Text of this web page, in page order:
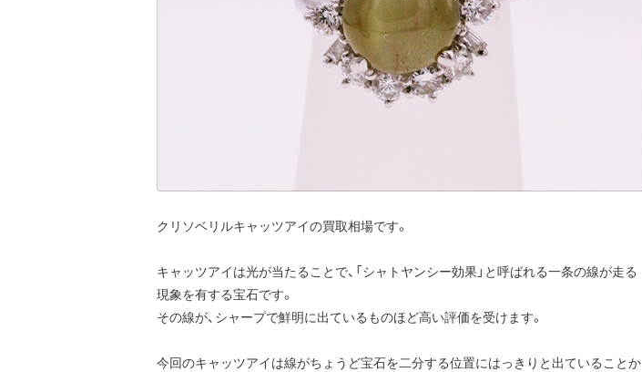
クリソベリルキャッツアイの買取相場です。
キャッツアイは光が当たることで、「シャトヤンシー効果」と呼ばれる一条の線が走る
現象を有する宝石です。
その線が、シャープで鮮明に出ているものほど高い評価を受けます。
今回のキャッツアイは線がちょうど宝石を二分する位置にはっきりと出ていることか